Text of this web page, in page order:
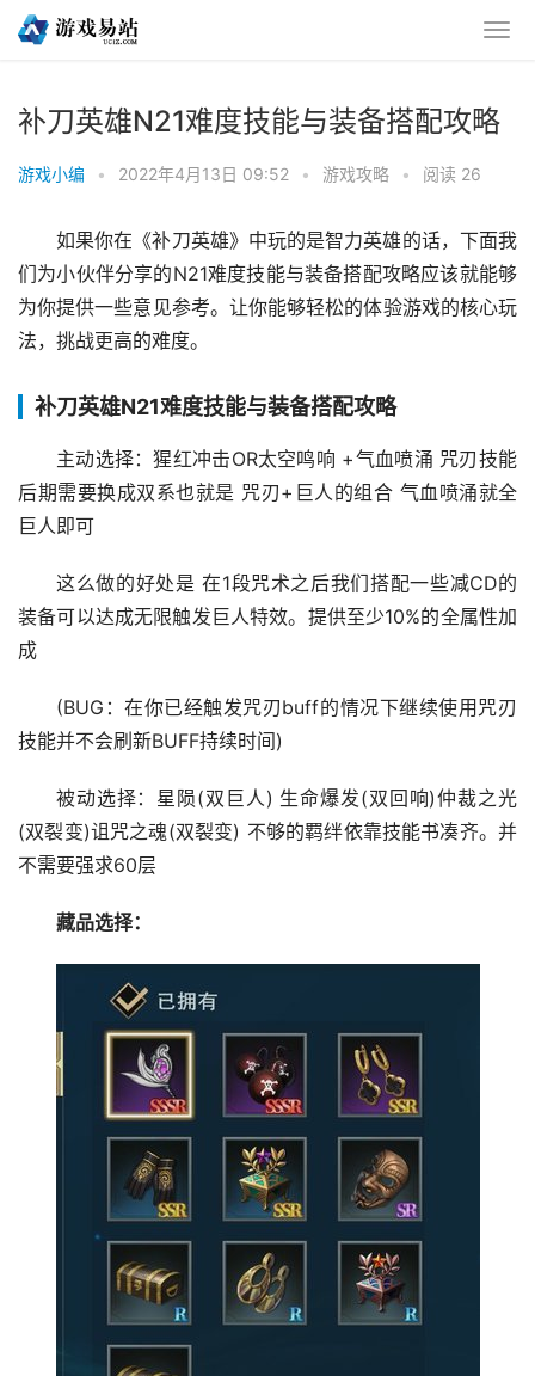
补刀英雄N21难度技能与装备搭配攻略
游戏小编 • 2022年4月13日 09:52 • 游戏攻略 • 阅读 26
如果你在《补刀英雄》中玩的是智力英雄的话，下面我
们为小伙伴分享的N21难度技能与装备搭配攻略应该就能够
为你提供一些意见参考。让你能够轻松的体验游戏的核心玩
法，挑战更高的难度。
补刀英雄N21难度技能与装备搭配攻略
主动选择：猩红冲击OR太空鸣响 +气血喷涌 咒刃技能
后期需要换成双系也就是 咒刃+巨人的组合 气血喷涌就全
巨人即可
这么做的好处是 在1段咒术之后我们搭配一些减CD的
装备可以达成无限触发巨人特效。提供至少10%的全属性加
成
(BUG：在你已经触发咒刃buff的情况下继续使用咒刃
技能并不会刷新BUFF持续时间)
被动选择：星陨(双巨人) 生命爆发(双回响)仲裁之光
(双裂变)诅咒之魂(双裂变) 不够的羁绊依靠技能书凑齐。并
不需要强求60层
藏品选择：